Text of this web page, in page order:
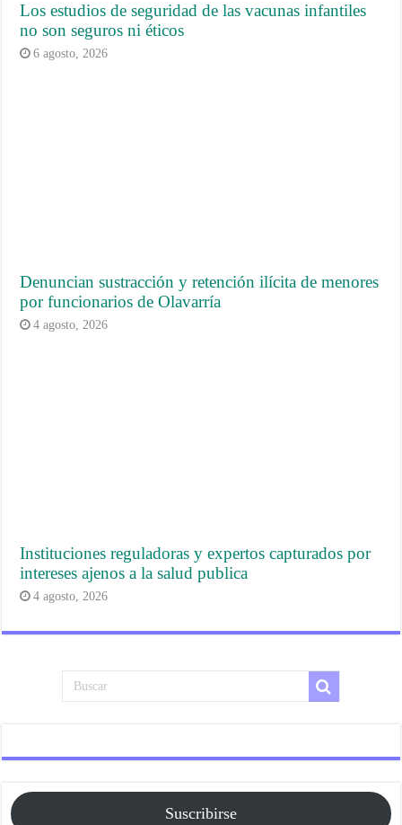
Los estudios de seguridad de las vacunas infantiles
no son seguros ni éticos
6 agosto, 2026
Denuncian sustracción y retención ilícita de menores
por funcionarios de Olavarría
4 agosto, 2026
Instituciones reguladoras y expertos capturados por
intereses ajenos a la salud publica
4 agosto, 2026
Suscribirse